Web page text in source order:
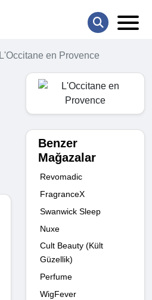
L'Occitane en Provence
Benzer
Mağazalar
Revomadic
FragranceX
Swanwick Sleep
Nuxe
Cult Beauty (Kült
Güzellik)
Perfume
WigFever